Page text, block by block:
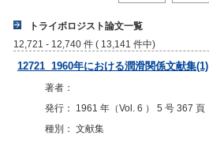
トライボロジスト論文一覧
12,721 - 12,740 件 ( 13,141 件中)
12721 1960年における潤滑関係文献集(1)
著者：
発行： 1961 年（Vol. 6 ） 5 号 367 頁
種別： 文献集